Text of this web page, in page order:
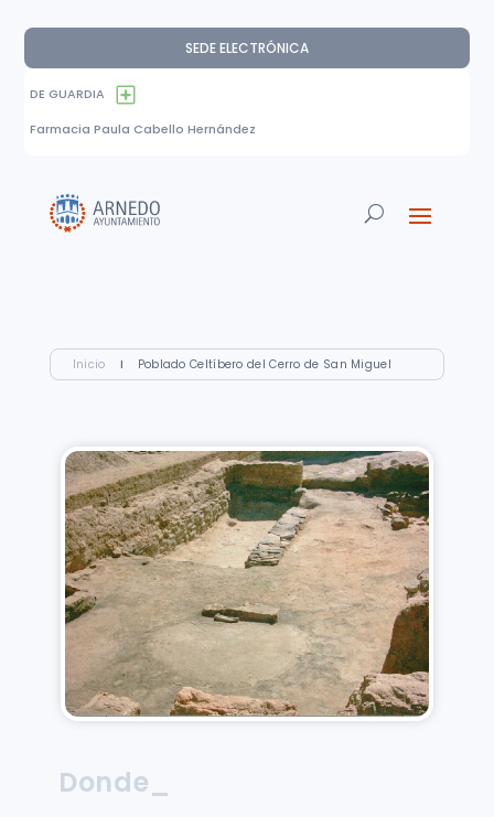
SEDE ELECTRÓNICA
DE GUARDIA
Farmacia Paula Cabello Hernández
Inicio I Poblado Celtíbero del Cerro de San Miguel
Donde_